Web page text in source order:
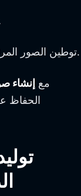
تحديث
توطين الصور المرئية للمنتجات للأسواق المختلفة بسرعة.
مع إنشاء
الحفاظ